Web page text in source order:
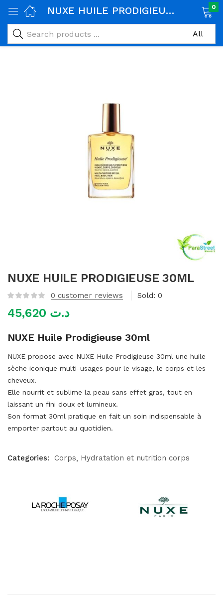
alimentaires)
NUXE HUILE PRODIGIEUSE 30ML 0
NUXE HUILE PRODIGIEUSE 30ML
0 customer reviews Sold: 0
د.ت
NUXE Huile Prodigieuse 30ml
NUXE propose avec NUXE Huile Prodigieuse 30ml une huile
sèche iconique multi-usages pour le visage, le corps et les
cheveux.
Elle nourrit et sublime la peau sans effet gras, tout en
laissant un fini doux et lumineux.
Son format 30ml pratique en fait un soin indispensable à
emporter partout au quotidien.
Categories: Corps Hydratation et nutrition corps